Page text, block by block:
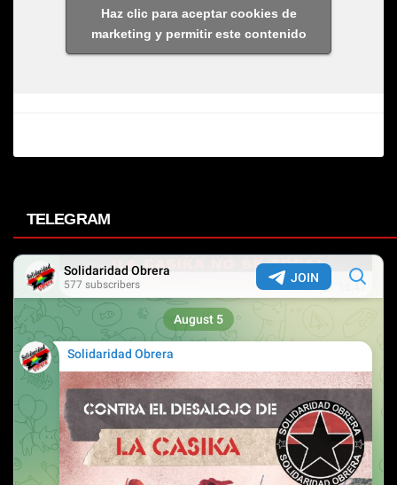
Haz clic para aceptar cookies de
marketing y permitir este contenido
TELEGRAM